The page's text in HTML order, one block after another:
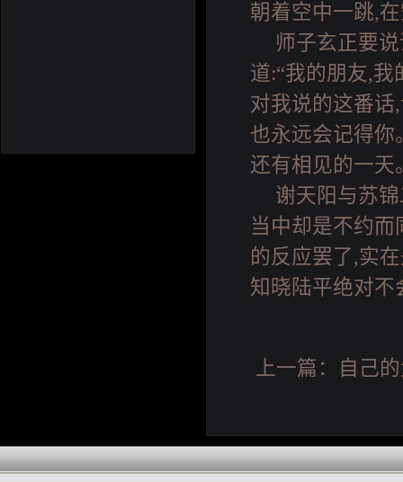
朝着空中一跳,
师子玄正要
道:“我的朋友,
对我说的这番话
也永远会记得你
还有相见的一天
谢天阳与苏
当中却是不约
的反应罢了,实
知晓陆平绝对不
上一篇： 自己